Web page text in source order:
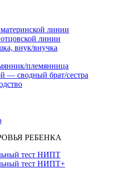
линии
линии
внук/внучка
племянница
— сводный брат/сестра
РЕБЕНКА
тест НИПТ
тест НИПТ+